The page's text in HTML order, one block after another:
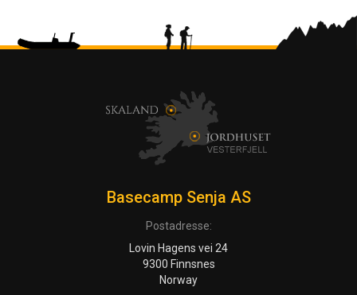
Basecamp Senja AS
Postadresse:
Lovin Hagens vei 24
9300 Finnsnes
Norway